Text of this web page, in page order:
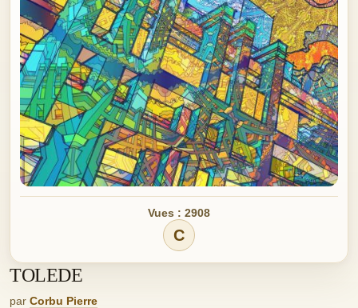
Vues : 2908
C
TOLEDE
par Corbu Pierre